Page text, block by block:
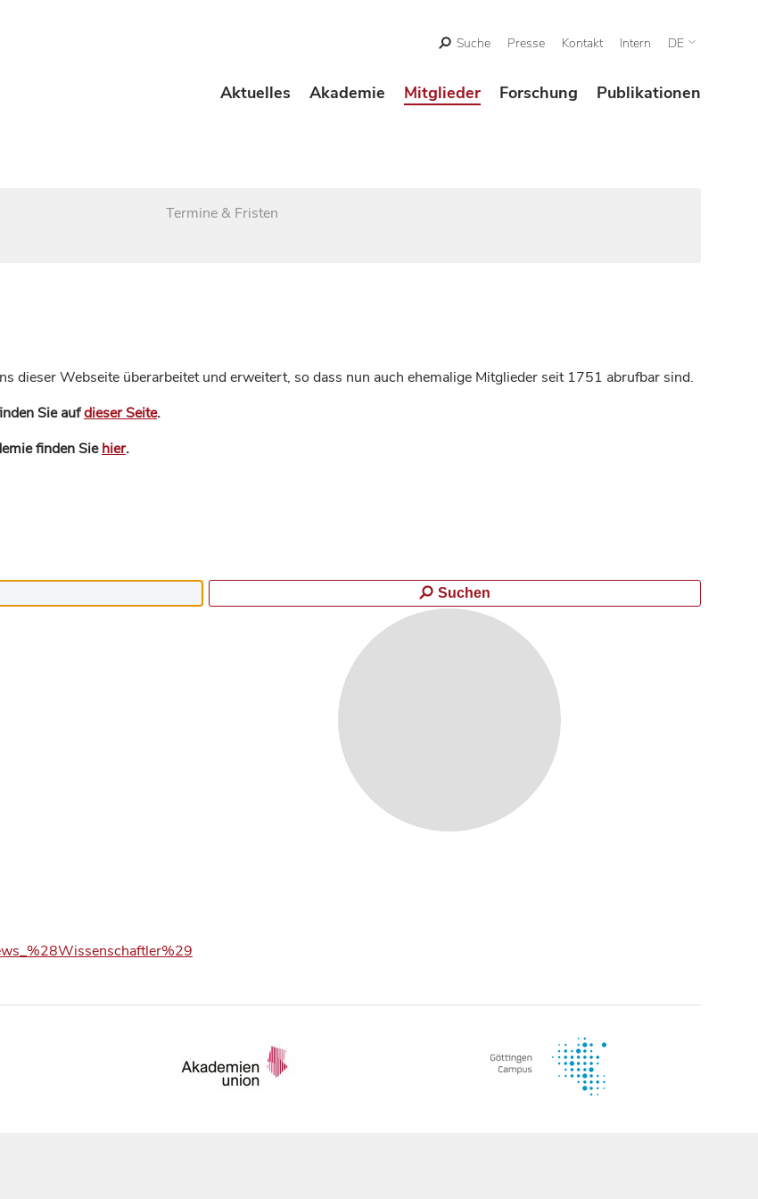
Suche Presse Kontakt Intern DE
Aktuelles Akademie Mitglieder Forschung Publikationen
Termine & Fristen
dieser Webseite überarbeitet und erweitert, so dass nun auch ehemalige Mitglieder seit 1751 abrufbar sind.
Sie aufdieser Seite.
finden Siehier.
Suchen